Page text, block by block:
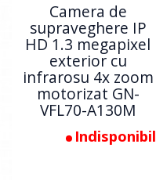
Camera de
supraveghere IP
HD 1.3 megapixel
exterior cu
infrarosu 4x zoom
motorizat GN-
VFL70-A130M
Indisponibil